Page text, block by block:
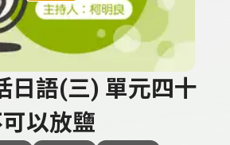
日語(三) 單元四十
以放鹽